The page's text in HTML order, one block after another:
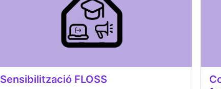
Sensibilització FLOSS